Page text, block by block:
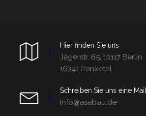
Hier finden Sie uns
Jägerstr. 65, 10117 Berlin
16341 Panketal
Schreiben Sie uns eine Mail
info@asabau.de